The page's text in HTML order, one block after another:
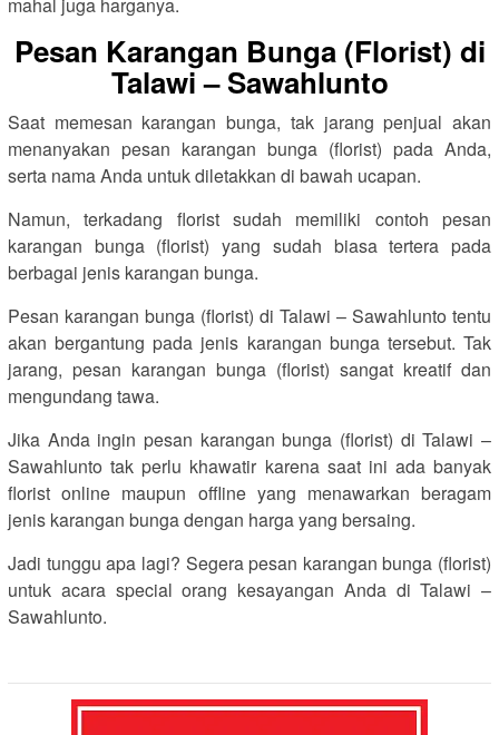
Pesan Karangan Bunga (Florist) di
Talawi – Sawahlunto
Saat memesan karangan bunga, tak jarang penjual akan
menanyakan pesan karangan bunga (florist) pada Anda,
serta nama Anda untuk diletakkan di bawah ucapan.
Namun, terkadang florist sudah memiliki contoh pesan
karangan bunga (florist) yang sudah biasa tertera pada
berbagai jenis karangan bunga.
Pesan karangan bunga (florist) di Talawi – Sawahlunto tentu
akan bergantung pada jenis karangan bunga tersebut. Tak
jarang, pesan karangan bunga (florist) sangat kreatif dan
mengundang tawa.
Jika Anda ingin pesan karangan bunga (florist) di Talawi –
Sawahlunto tak perlu khawatir karena saat ini ada banyak
florist online maupun offline yang menawarkan beragam
jenis karangan bunga dengan harga yang bersaing.
Jadi tunggu apa lagi? Segera pesan karangan bunga (florist)
untuk acara special orang kesayangan Anda di Talawi –
Sawahlunto.